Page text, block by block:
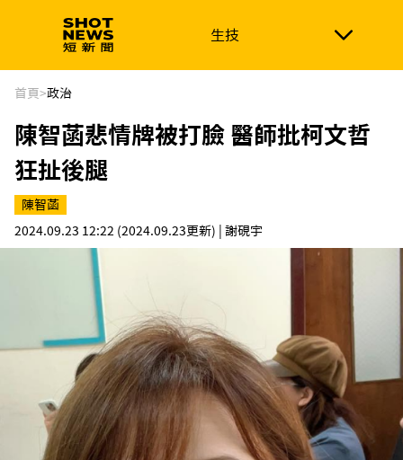
生技
生技 政治
新南向 體育
首頁>政治
陳智菡悲情牌被打臉 醫師批柯文哲
狂扯後腿
陳智菡
2024.09.23 12:22 (2024.09.23更新) | 謝硯宇